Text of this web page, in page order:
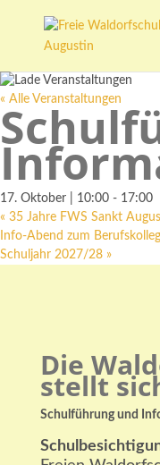
« Alle Veranstaltungen
17. Oktober | 10:00 - 17:00
« 35 Jahre FWS Sankt
Info-Abend zum
Schuljahr 2027/28 »
Die
stellt
Schulführung und